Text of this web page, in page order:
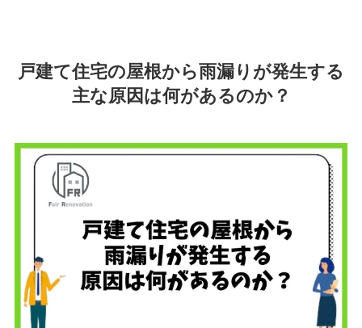
戸建て住宅の屋根から雨漏りが発生する
主な原因は何があるのか？